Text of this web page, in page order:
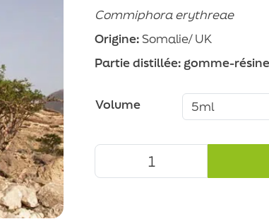
Commiphora erythreae
Origine: Somalie/ UK
Partie distillée: gomme-résine
Volume